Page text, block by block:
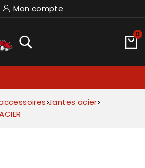
Mon compte
0
Jantes acier